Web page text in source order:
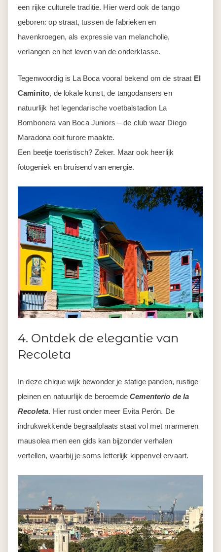
een rijke culturele traditie. Hier werd ook de tango
geboren: op straat, tussen de fabrieken en
havenkroegen, als expressie van melancholie,
verlangen en het leven van de onderklasse.
Tegenwoordig is La Boca vooral bekend om de straat El
Caminito, de lokale kunst, de tangodansers en
natuurlijk het legendarische voetbalstadion La
Bombonera van Boca Juniors – de club waar Diego
Maradona ooit furore maakte.
Een beetje toeristisch? Zeker. Maar ook heerlijk
fotogeniek en bruisend van energie.
4. Ontdek de elegantie van
Recoleta
In deze chique wijk bewonder je statige panden, rustige
pleinen en natuurlijk de beroemdeCementerio de la
Recoleta. Hier rust onder meer Evita Perón. De
indrukwekkende begraafplaats staat vol met marmeren
mausolea men een gids kan bijzonder verhalen
vertellen, waarbij je soms letterlijk kippenvel ervaart.